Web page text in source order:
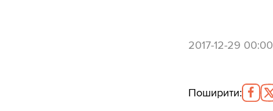
2017-12-29 00:00
Поширити: